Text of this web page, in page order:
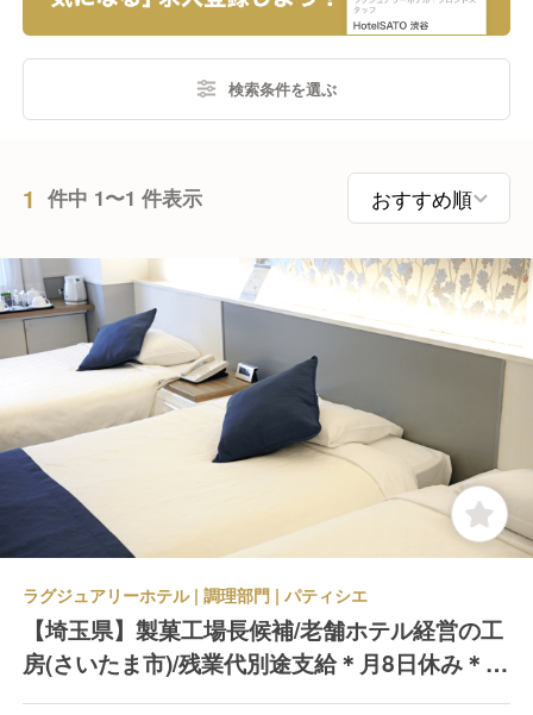
検索条件を選ぶ
1 件中 1〜1 件表示
ラグジュアリーホテル | 調理部門 | パティシエ
【埼玉県】製菓工場長候補/老舗ホテル経営の工
房(さいたま市)/残業代別途支給＊月8日休み＊早
くに帰れます！